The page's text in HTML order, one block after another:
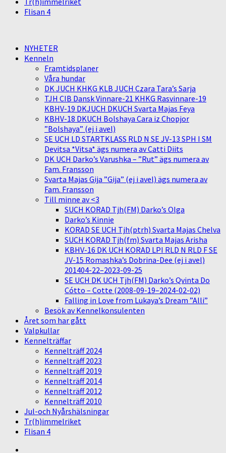
Flisan 4
NYHETER
Kenneln
Framtidsplaner
Våra hundar
DK JUCH KHKG KLB JUCH Czara Tara’s Sarja
TJH CIB Dansk Vinnare-21 KHKG Rasvinnare-19
KBHV-19 DKJUCH DKUCH Svarta Majas Feya
KBHV-18 DKUCH Bolshaya Cara iz Chopjor
”Bolshaya” (ej i avel)
SE UCH LD STARTKLASS RLD N SE JV-13 SPH I SM
Devitsa *Vitsa* ägs numera av Catti Diits
DK UCH Darko’s Varushka – ”Rut” ägs numera av
Fam. Fransson
Svarta Majas Gija ”Gija” (ej i avel) ägs numera av
Fam. Fransson
Till minne av <3
SUCH KORAD Tjh(FM) Darko’s Olga
Darko’s Kinnie
KORAD SE UCH Tjh(ptrh) Svarta Majas Chelva
SUCH KORAD Tjh(fm) Svarta Majas Arisha
KBHV-16 DK UCH KORAD LPI RLD N RLD F SE
JV-15 Romashka’s Dobrina-Dee (ej i avel)
201404-22–2023-09-25
SE UCH DK UCH Tjh(FM) Darko’s Qvinta Do
Cótto – Cotte (2008-09-19–2024-02-02)
Falling in Love from Lukaya’s Dream ”Alli”
Besök av Kennelkonsulenten
Året som har gått
Valpkullar
Kennelträffar
Kennelträff 2024
Kennelträff 2023
Kennelträff 2019
Kennelträff 2014
Kennelträff 2012
Kennelträff 2010
Jul-och Nyårshälsningar
Tr(h)immelriket
Flisan 4